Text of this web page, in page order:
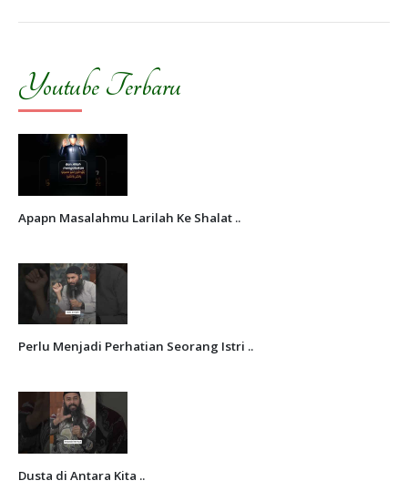
Youtube Terbaru
Apapn Masalahmu Larilah Ke Shalat ..
Perlu Menjadi Perhatian Seorang Istri ..
Dusta di Antara Kita ..